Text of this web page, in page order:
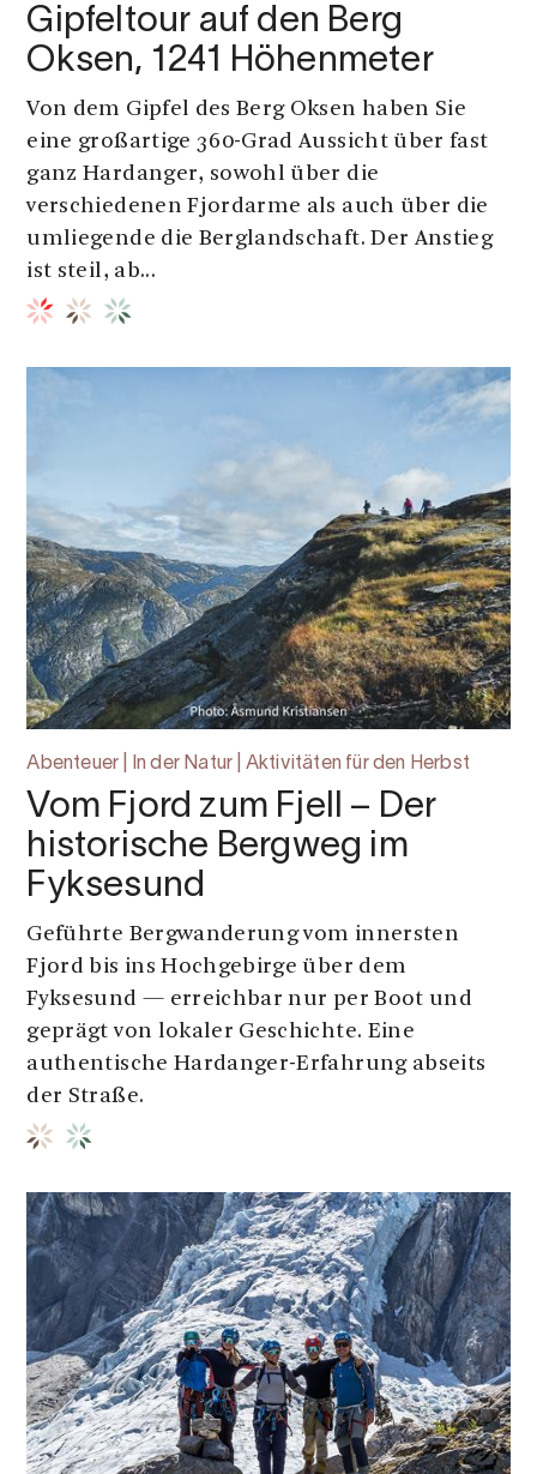
Gipfeltour auf den Berg
Oksen, 1241 Höhenmeter
Von dem Gipfel des Berg Oksen haben Sie
eine großartige 360-Grad Aussicht über fast
ganz Hardanger, sowohl über die
verschiedenen Fjordarme als auch über die
umliegende die Berglandschaft. Der Anstieg
ist steil, ab...
Abenteuer | In der Natur | Aktivitäten für den Herbst
Vom Fjord zum Fjell – Der
historische Bergweg im
Fyksesund
Geführte Bergwanderung vom innersten
Fjord bis ins Hochgebirge über dem
Fyksesund — erreichbar nur per Boot und
geprägt von lokaler Geschichte. Eine
authentische Hardanger-Erfahrung abseits
der Straße.